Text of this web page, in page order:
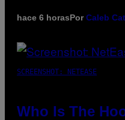
hace 6 horasPorCaleb
SCREENSHOT: NETEASE
Who Is The